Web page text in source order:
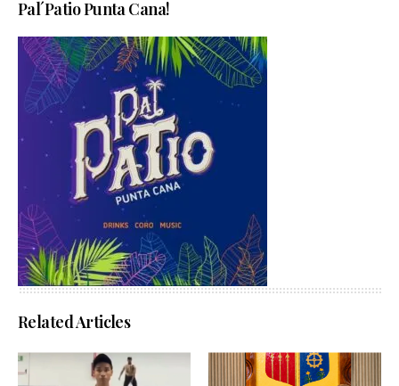
Pal´Patio Punta Cana!
Related Articles